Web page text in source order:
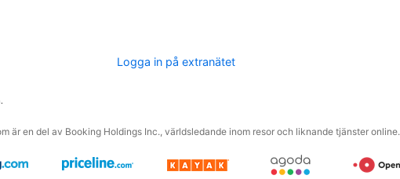
Logga in på extranätet
är en del av Booking Holdings Inc., världsledande inom resor och liknande tjänster online.